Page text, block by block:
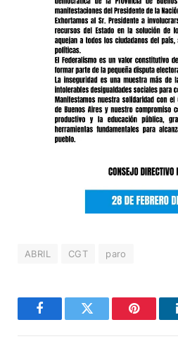
ABRIL CGT paro
FacebookTwitter Pinterest